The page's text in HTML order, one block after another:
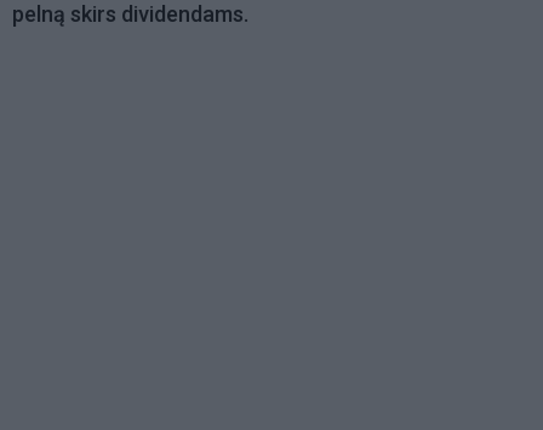
pelną skirs dividendams.